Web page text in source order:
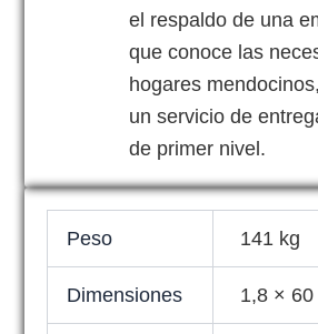
el respaldo de una
que conoce las
hogares
un servicio de
de primer nivel.
Peso 141 kg
Dimensiones 1,8 ×